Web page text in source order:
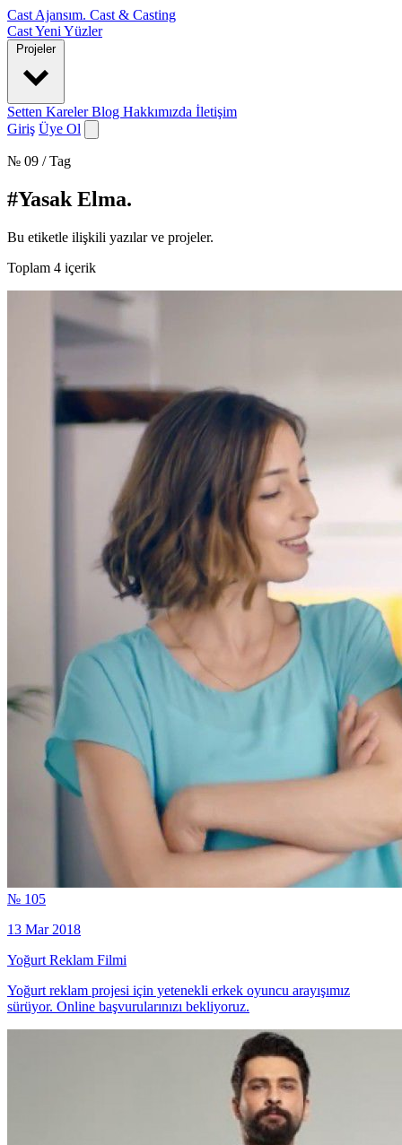
Cast Ajansım. Cast & Casting
CastYeni Yüzler
Projeler
Setten KarelerBlog Hakkımızda İletişim
Giriş Üye Ol
№ 09 / Tag
#Yasak Elma.
Bu etiketle ilişkili yazılar ve projeler.
Toplam 4 içerik
№ 105
13 Mar 2018
Yoğurt Reklam Filmi
Yoğurt reklam projesi için yetenekli erkek oyuncu arayışımız
sürüyor. Online başvurularınızı bekliyoruz.